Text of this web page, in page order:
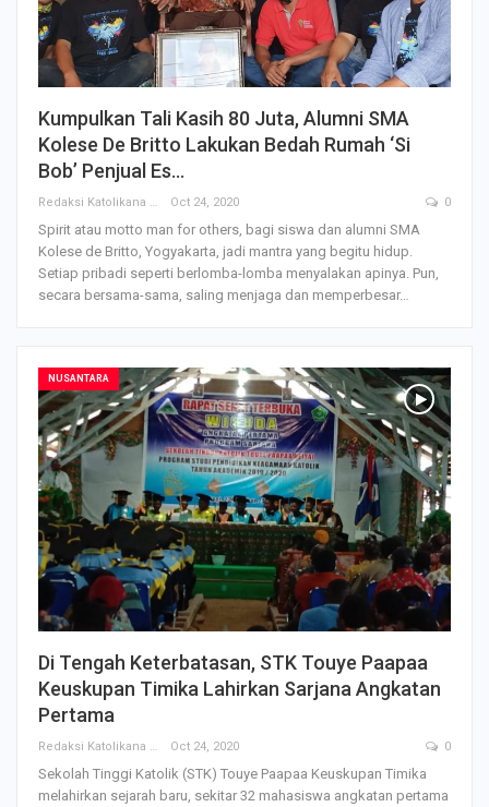
Kumpulkan Tali Kasih 80 Juta, Alumni SMA
Kolese De Britto Lakukan Bedah Rumah ‘Si
Bob’ Penjual Es…
Redaksi Katolikana Oct 24, 2020 0
Spirit atau motto man for others, bagi siswa dan alumni SMA
Kolese de Britto, Yogyakarta, jadi mantra yang begitu hidup.
Setiap pribadi seperti berlomba-lomba menyalakan apinya. Pun,
secara bersama-sama, saling menjaga dan memperbesar…
NUSANTARA
Di Tengah Keterbatasan, STK Touye Paapaa
Keuskupan Timika Lahirkan Sarjana Angkatan
Pertama
Redaksi Katolikana Oct 24, 2020 0
Sekolah Tinggi Katolik (STK) Touye Paapaa Keuskupan Timika
melahirkan sejarah baru, sekitar 32 mahasiswa angkatan pertama